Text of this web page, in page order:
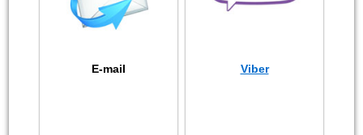
E-mail Viber